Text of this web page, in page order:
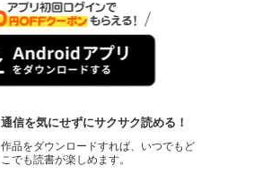
通信を気にせずにサクサク読める！
作品をダウンロードすれば、いつでもど
こでも読書が楽しめます。